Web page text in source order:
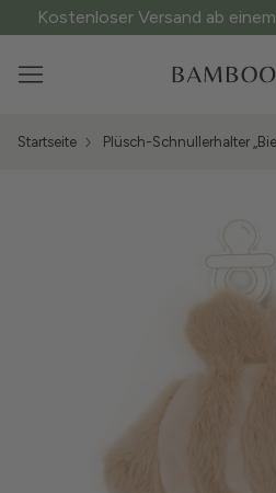
Kostenloser Versand ab
Startseite Plüsch-Schnullerhalter